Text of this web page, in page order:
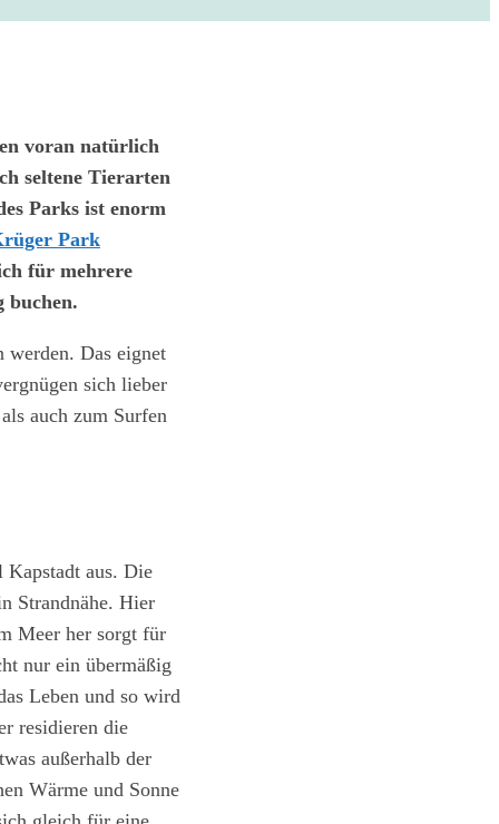
voran natürlich
seltene Tierarten
Parks ist enorm
Park
für mehrere
buchen.
werden. Das eignet
sich lieber
auch zum Surfen
aus. Die
Strandnähe. Hier
Meer her sorgt für
nur ein übermäßig
Leben und so wird
residieren die
außerhalb der
Wärme und Sonne